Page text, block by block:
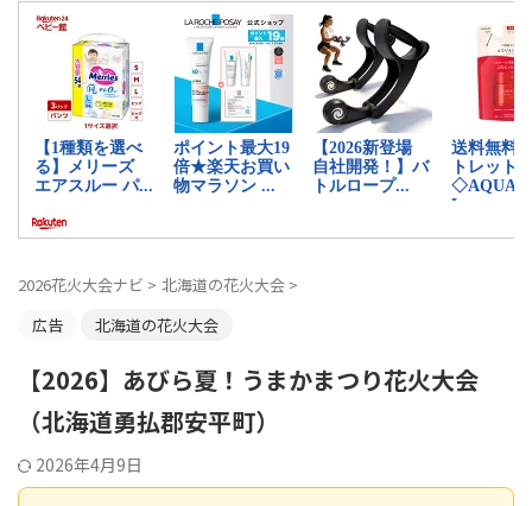
2026花火大会ナビ > 北海道の花火大会 >
広告
北海道の花火大会
【2026】あびら夏！うまかまつり花火大会
（北海道勇払郡安平町）
2026年4月9日